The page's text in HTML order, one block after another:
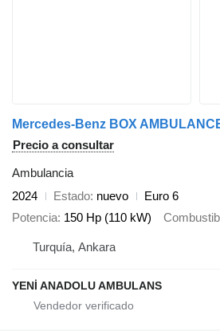
Mercedes-Benz BOX
Precio a consultar
Ambulancia
2024
Estado nuevo
Euro 6
Potencia 150 Hp (110 kW)
Turquía, Ankara
YENİ ANADOLU AMBULANS